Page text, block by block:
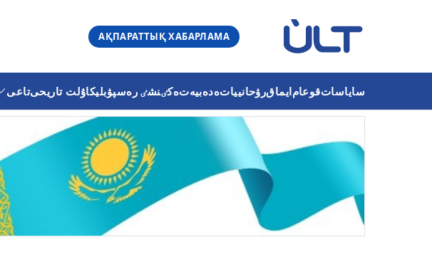
АҚПАРАТТЫҚ ХАБАРЛАМА
ساياساتقوعامايماقرۋحانيياتەدەبيەتەكٸنشٸ رەسپۋبليكاۇلت تاريحىتاعى